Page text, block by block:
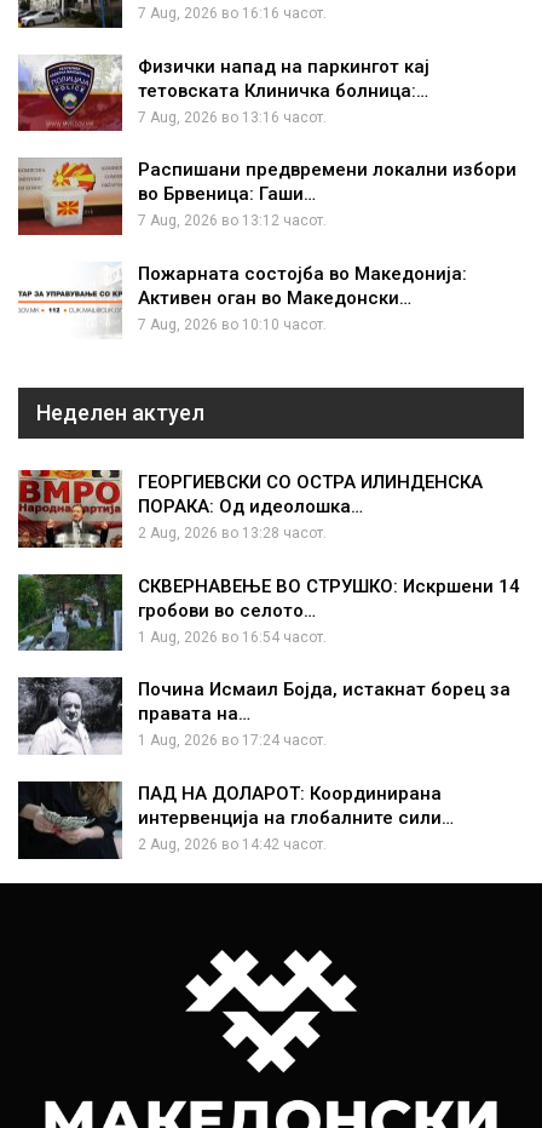
7 Aug, 2026 во 16:16 часот.
Физички напад на паркингот кај
тетовската Клиничка болница:…
7 Aug, 2026 во 13:16 часот.
Распишани предвремени локални избори
во Брвеница: Гаши…
7 Aug, 2026 во 13:12 часот.
Пожарната состојба во Македонија:
Активен оган во Македонски…
7 Aug, 2026 во 10:10 часот.
Неделен актуел
ГЕОРГИЕВСКИ СО ОСТРА ИЛИНДЕНСКА
ПОРАКА: Од идеолошка…
2 Aug, 2026 во 13:28 часот.
СКВЕРНАВЕЊЕ ВО СТРУШКО: Искршени 14
гробови во селото…
1 Aug, 2026 во 16:54 часот.
Почина Исмаил Бојда, истакнат борец за
правата на…
1 Aug, 2026 во 17:24 часот.
ПАД НА ДОЛАРОТ: Координирана
интервенција на глобалните сили…
2 Aug, 2026 во 14:42 часот.